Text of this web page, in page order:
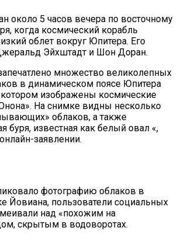
около 5 часов вечера по восточному
когда космический корабль
облет вокруг Юпитера. Его
Эйхштадт и Шон Доран.
множество великолепных
в динамическом поясе Юпитера
изображены космические
На снимке видны несколько
облаков, а также
буря, известная как белый овал «,
заявлении.
фотографию облаков в
Йовиана, пользователи социальных
над «похожим на
скрытым в водоворотах.